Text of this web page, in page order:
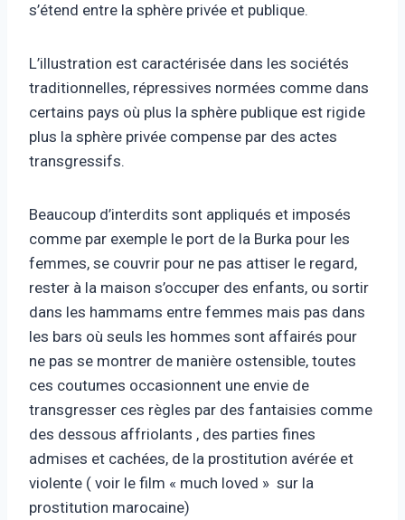
s’étend entre la sphère privée et publique.
L’illustration est caractérisée dans les sociétés
traditionnelles, répressives normées comme dans
certains pays où plus la sphère publique est rigide
plus la sphère privée compense par des actes
transgressifs.
Beaucoup d’interdits sont appliqués et imposés
comme par exemple le port de la Burka pour les
femmes, se couvrir pour ne pas attiser le regard,
rester à la maison s’occuper des enfants, ou sortir
dans les hammams entre femmes mais pas dans
les bars où seuls les hommes sont affairés pour
ne pas se montrer de manière ostensible, toutes
ces coutumes occasionnent une envie de
transgresser ces règles par des fantaisies comme
des dessous affriolants , des parties fines
admises et cachées, de la prostitution avérée et
violente ( voir le film « much loved » sur la
prostitution marocaine)